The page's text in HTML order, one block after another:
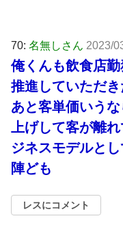
70: 名無しさん 2023/
俺くんも飲食店
推進していただ
あと客単価いう
上げして客が離
ジネスモデルと
陣ども
レスにコメント